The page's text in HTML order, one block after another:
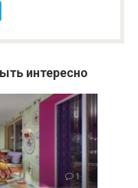
интересно
1